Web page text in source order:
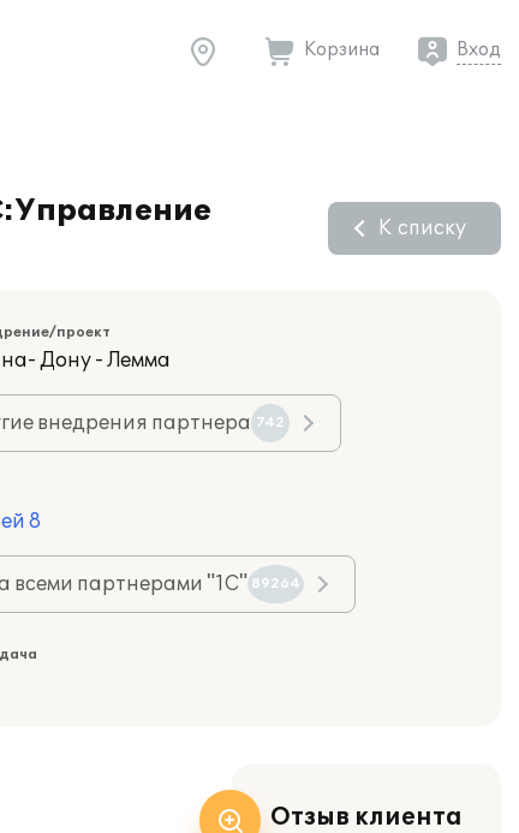
Корзина Вход
К списку
проект
Дону - Лемма
внедрения партнера 742
8
всеми партнерами "1С" 89264
Отзыв клиента